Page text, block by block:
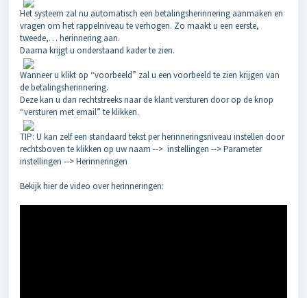
Het systeem zal nu automatisch een betalingsherinnering aanmaken en
vragen om het rappelniveau te verhogen. Zo maakt u een eerste,
tweede,… herinnering aan.
Daarna krijgt u onderstaand kader te zien.
Wanneer u klikt op “voorbeeld” zal u een voorbeeld te zien krijgen van
de betalingsherinnering.
Deze kan u dan rechtstreeks naar de klant versturen door op de knop
“versturen met email” te klikken.
TIP: U kan zelf een standaard tekst per herinneringsniveau instellen door
rechtsboven te klikken op uw naam --> instellingen --> Parameter
instellingen --> Herinneringen
Bekijk hier de video over herinneringen: